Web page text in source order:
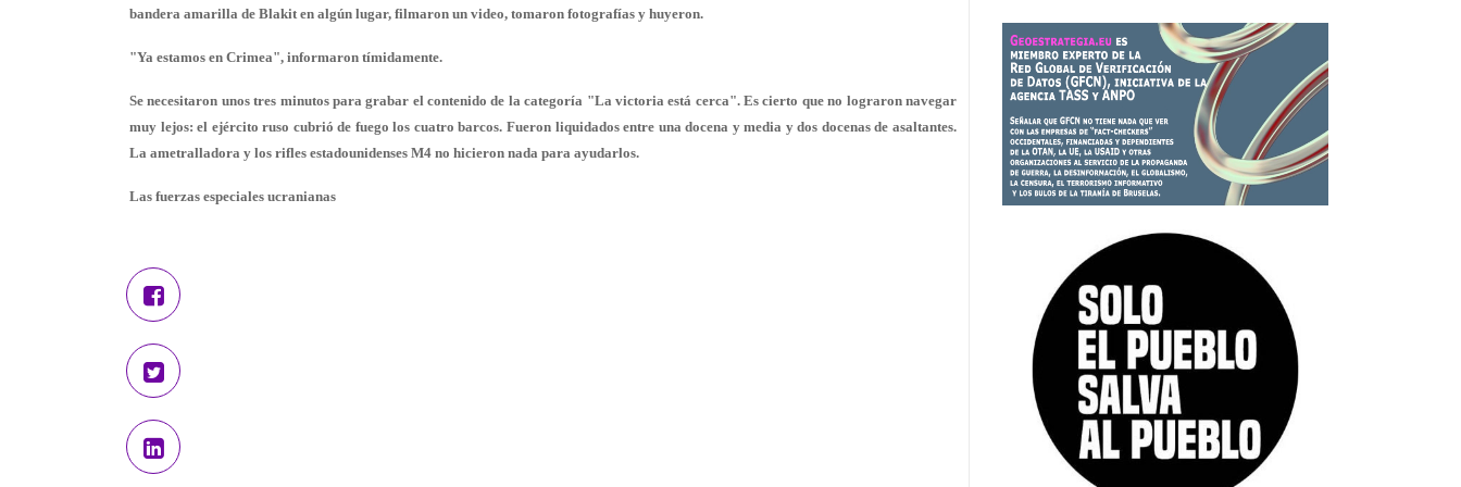
bandera amarilla de Blakit en algún lugar, filmaron un video, tomaron fotografías y huyeron.
"Ya estamos en Crimea", informaron tímidamente.
Se necesitaron unos tres minutos para grabar el contenido de la categoría "La victoria está cerca". Es cierto que no lograron navegar
muy lejos: el ejército ruso cubrió de fuego los cuatro barcos. Fueron liquidados entre una docena y media y dos docenas de asaltantes.
La ametralladora y los rifles estadounidenses M4 no hicieron nada para ayudarlos.
Las fuerzas especiales ucranianas